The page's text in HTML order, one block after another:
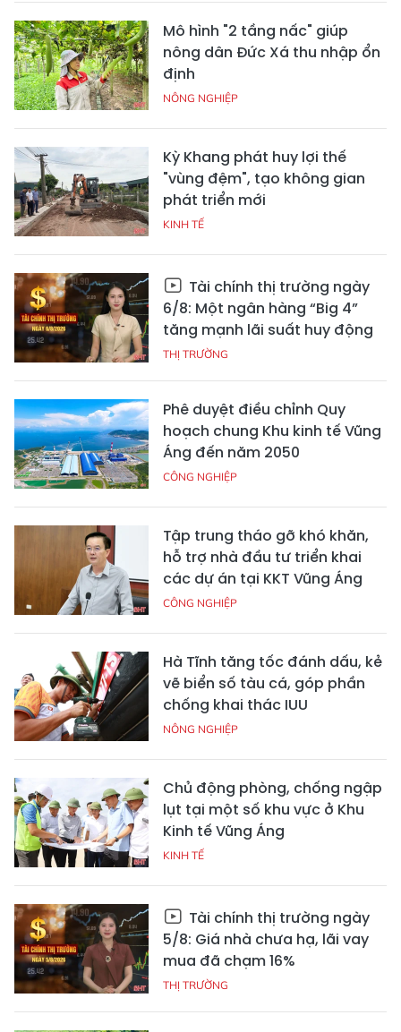
Mô hình "2 tầng nấc" giúp
nông dân Đức Xá thu nhập ổn
định
NÔNG NGHIỆP
Kỳ Khang phát huy lợi thế
"vùng đệm", tạo không gian
phát triển mới
KINH TẾ
Tài chính thị trường ngày
6/8: Một ngân hàng “Big 4”
tăng mạnh lãi suất huy động
THỊ TRƯỜNG
Phê duyệt điều chỉnh Quy
hoạch chung Khu kinh tế Vũng
Áng đến năm 2050
CÔNG NGHIỆP
Tập trung tháo gỡ khó khăn,
hỗ trợ nhà đầu tư triển khai
các dự án tại KKT Vũng Áng
CÔNG NGHIỆP
Hà Tĩnh tăng tốc đánh dấu, kẻ
vẽ biển số tàu cá, góp phần
chống khai thác IUU
NÔNG NGHIỆP
Chủ động phòng, chống ngập
lụt tại một số khu vực ở Khu
Kinh tế Vũng Áng
KINH TẾ
Tài chính thị trường ngày
5/8: Giá nhà chưa hạ, lãi vay
mua đã chạm 16%
THỊ TRƯỜNG